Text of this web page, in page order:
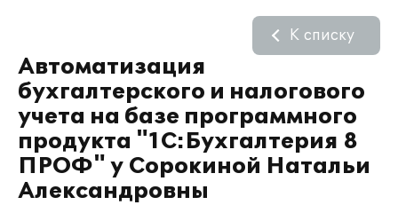
Автоматизация
бухгалтерского и налогового
учета на базе программного
продукта "1С:Бухгалтерия 8
ПРОФ" у Сорокиной Натальи
Александровны
К списку